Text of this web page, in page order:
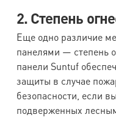
2. Степень
Еще одно различие
панелями — степень
панели Suntuf
защиты в случае
безопасности, если
подверженных